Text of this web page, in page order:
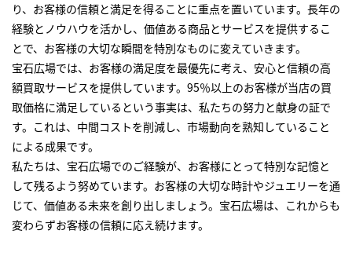
り、お客様の信頼と満足を得ることに重点を置いています。長年の
経験とノウハウを活かし、価値ある商品とサービスを提供するこ
とで、お客様の大切な瞬間を特別なものに変えていきます。
宝石広場では、お客様の満足度を最優先に考え、安心と信頼の高
額買取サービスを提供しています。95％以上のお客様が当店の買
取価格に満足しているという事実は、私たちの努力と献身の証で
す。これは、中間コストを削減し、市場動向を熟知していること
による成果です。
私たちは、宝石広場でのご経験が、お客様にとって特別な記憶と
して残るよう努めています。お客様の大切な時計やジュエリーを通
じて、価値ある未来を創り出しましょう。宝石広場は、これからも
変わらずお客様の信頼に応え続けます。